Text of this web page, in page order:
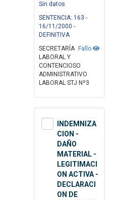
Sin datos
SENTENCIA: 163 -
16/11/2000 -
DEFINITIVA
Fallo
SECRETARÍA
LABORAL Y
CONTENCIOSO
ADMINISTRATIVO
LABORAL STJ Nº3
INDEMNIZA
CION -
DAÑO
MATERIAL -
LEGITIMACI
ON ACTIVA -
DECLARACI
ON DE